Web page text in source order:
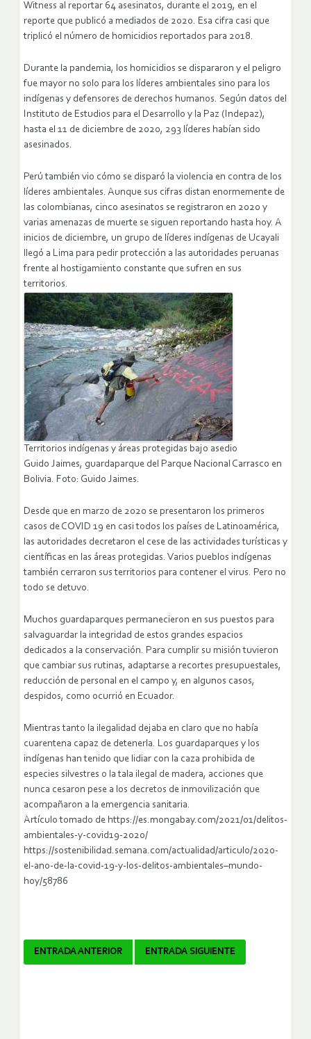
Witness al reportar 64 asesinatos, durante el 2019, en el
reporte que publicó a mediados de 2020. Esa cifra casi que
triplicó el número de homicidios reportados para 2018.
Durante la pandemia, los homicidios se dispararon y el peligro
fue mayor no solo para los líderes ambientales sino para los
indígenas y defensores de derechos humanos. Según datos del
Instituto de Estudios para el Desarrollo y la Paz (Indepaz),
hasta el 11 de diciembre de 2020, 293 líderes habían sido
asesinados.
Perú también vio cómo se disparó la violencia en contra de los
líderes ambientales. Aunque sus cifras distan enormemente de
las colombianas, cinco asesinatos se registraron en 2020 y
varias amenazas de muerte se siguen reportando hasta hoy. A
inicios de diciembre, un grupo de líderes indígenas de Ucayali
llegó a Lima para pedir protección a las autoridades peruanas
frente al hostigamiento constante que sufren en sus
territorios.
Territorios indígenas y áreas protegidas bajo asedio
Guido Jaimes, guardaparque del Parque Nacional Carrasco en
Bolivia. Foto: Guido Jaimes.
Desde que en marzo de 2020 se presentaron los primeros
casos de COVID 19 en casi todos los países de Latinoamérica,
las autoridades decretaron el cese de las actividades turísticas y
científicas en las áreas protegidas. Varios pueblos indígenas
también cerraron sus territorios para contener el virus. Pero no
todo se detuvo.
Muchos guardaparques permanecieron en sus puestos para
salvaguardar la integridad de estos grandes espacios
dedicados a la conservación. Para cumplir su misión tuvieron
que cambiar sus rutinas, adaptarse a recortes presupuestales,
reducción de personal en el campo y, en algunos casos,
despidos, como ocurrió en Ecuador.
Mientras tanto la ilegalidad dejaba en claro que no había
cuarentena capaz de detenerla. Los guardaparques y los
indígenas han tenido que lidiar con la caza prohibida de
especies silvestres o la tala ilegal de madera, acciones que
nunca cesaron pese a los decretos de inmovilización que
acompañaron a la emergencia sanitaria.
Artículo tomado de https://es.mongabay.com/2021/01/delitos-
ambientales-y-covid19-2020/
https://sostenibilidad.semana.com/actualidad/articulo/2020-
el-ano-de-la-covid-19-y-los-delitos-ambientales–mundo-
hoy/58786
Navegador
ENTRADA ANTERIOR ENTRADA SIGUIENTE